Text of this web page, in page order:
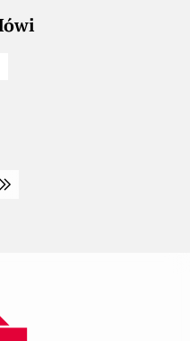
strona
ostatnia strona